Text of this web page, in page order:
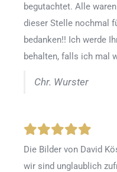
begutachtet. Alle
dieser Stelle nochmal
bedanken!! Ich werde
behalten, falls ich mal
Chr. Wurster
Die Bilder von David
wir sind unglaublich